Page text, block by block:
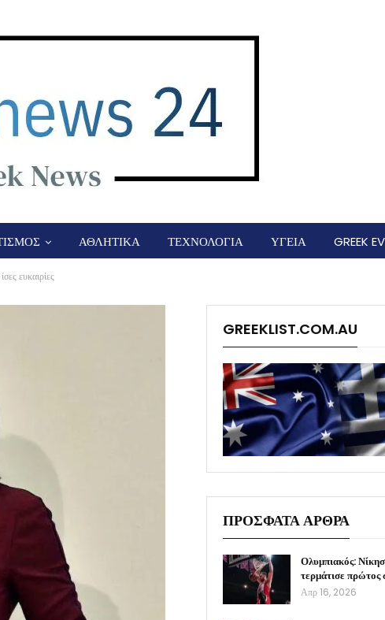
ΑΘΛΗΤΙΚΑ ΤΕΧΝΟΛΟΓΙΑ ΥΓΕΙΑ GREEK
ευκαιρίες
GREEKLIST.COM.AU
ΠΡΟΣΦΑΤΑ ΑΡΘΡΑ
Ολυμπιακός:
τερμάτισε πρώτος
Απρ 16, 2026